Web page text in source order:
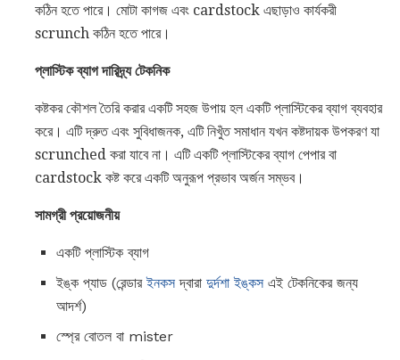
কঠিন হতে পারে। মোটা কাগজ এবং cardstock এছাড়াও কার্যকরী
scrunch কঠিন হতে পারে।
প্লাস্টিক ব্যাগ দারিদ্র্য টেকনিক
কষ্টকর কৌশল তৈরি করার একটি সহজ উপায় হল একটি প্লাস্টিকের ব্যাগ ব্যবহার
করে। এটি দ্রুত এবং সুবিধাজনক, এটি নিখুঁত সমাধান যখন কষ্টদায়ক উপকরণ যা
scrunched করা যাবে না। এটি একটি প্লাস্টিকের ব্যাগ পেপার বা
cardstock কষ্ট করে একটি অনুরূপ প্রভাব অর্জন সম্ভব।
সামগ্রী প্রয়োজনীয়
একটি প্লাস্টিক ব্যাগ
ইঙ্ক প্যাড (রেন্ডারইনকসদ্বারা দুর্দশা ইঙ্কসএই টেকনিকের জন্য
আদর্শ)
স্প্রে বোতল বা mister